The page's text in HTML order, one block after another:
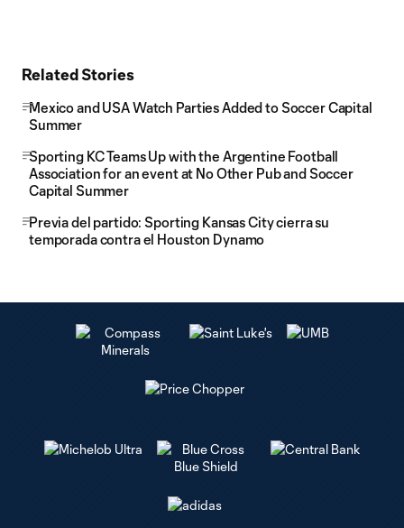
Related Stories
Mexico and USA Watch Parties Added to Soccer Capital
Summer
Sporting KC Teams Up with the Argentine Football
Association for an event at No Other Pub and Soccer
Capital Summer
Previa del partido: Sporting Kansas City cierra su
temporada contra el Houston Dynamo